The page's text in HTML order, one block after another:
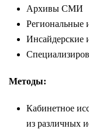
Архивы СМИ
Инсайдерские
Методы:
Кабинетное
из различных